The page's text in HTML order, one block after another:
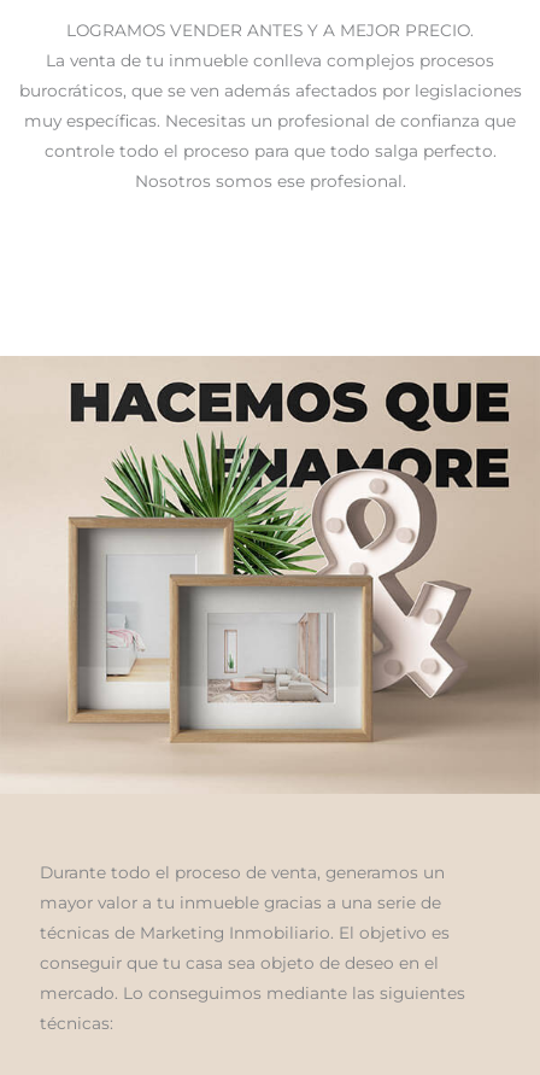
LOGRAMOS VENDER ANTES Y A MEJOR PRECIO.
La venta de tu inmueble conlleva complejos procesos
burocráticos, que se ven además afectados por legislaciones
muy específicas. Necesitas un profesional de confianza que
controle todo el proceso para que todo salga perfecto.
Nosotros somos ese profesional.
Durante todo el proceso de venta, generamos un
mayor valor a tu inmueble gracias a una serie de
técnicas de Marketing Inmobiliario. El objetivo es
conseguir que tu casa sea objeto de deseo en el
mercado. Lo conseguimos mediante las siguientes
técnicas: